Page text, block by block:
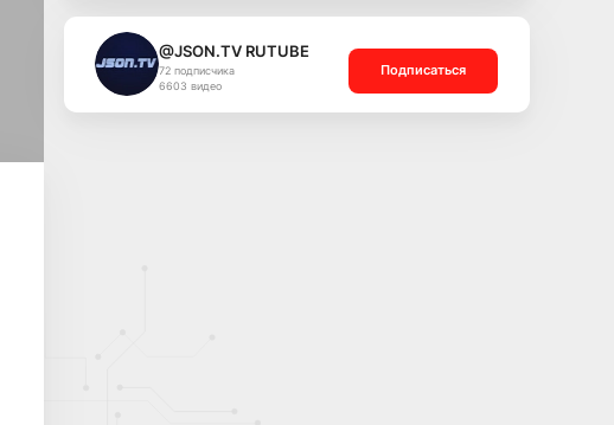
@JSON.TV RUTUBE
72 подписчика
6603 видео
Подписаться